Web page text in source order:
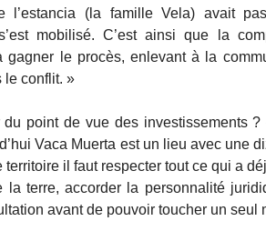
l’estancia (la famille Vela) avait
mobilisé. C’est ainsi que la
gagner le procès, enlevant à la
le conflit. »
du point de vue des investissements
Vaca Muerta est un lieu avec une
territoire il faut respecter tout ce qui a
la terre, accorder la personnalité
avant de pouvoir toucher un seul